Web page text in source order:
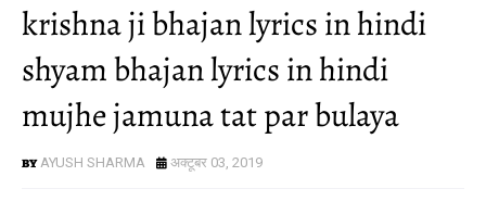
krishna ji bhajan lyrics in hindi
shyam bhajan lyrics in hindi
mujhe jamuna tat par bulaya
AYUSH SHARMA अक्टूबर 03, 2019